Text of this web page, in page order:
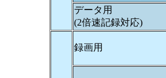
データ用
(2倍速記録対応)
録画用